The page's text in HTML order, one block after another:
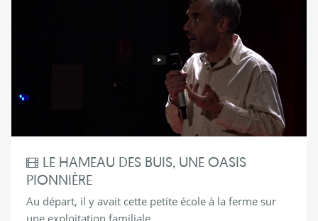
LE HAMEAU DES BUIS, UNE OASIS
PIONNIÈRE
Au départ, il y avait cette petite école à la ferme sur